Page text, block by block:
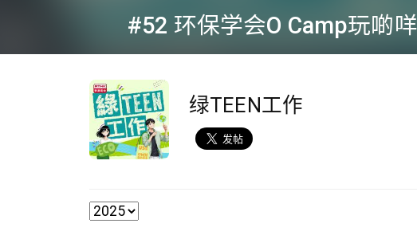
seconds
of
minutes,
seconds
90%
绿TEEN工作